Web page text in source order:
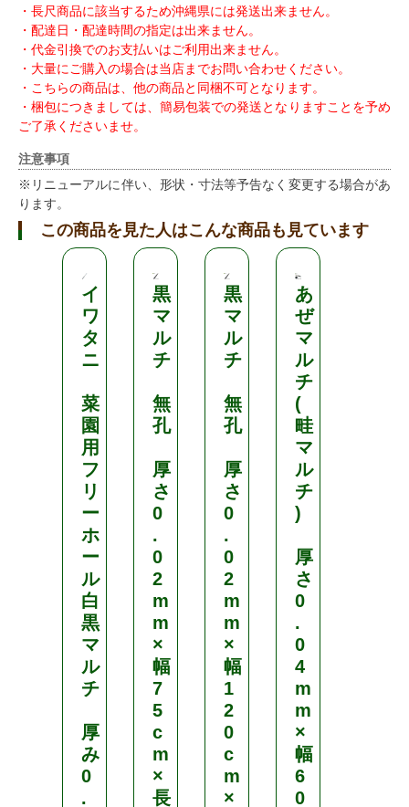
・長尺商品に該当するため沖縄県には発送出来ません。
・配達日・配達時間の指定は出来ません。
・代金引換でのお支払いはご利用出来ません。
・大量にご購入の場合は当店までお問い合わせください。
・こちらの商品は、他の商品と同梱不可となります。
・梱包につきましては、簡易包装での発送となりますことを予め
ご了承くださいませ。
注意事項
※リニューアルに伴い、形状・寸法等予告なく変更する場合があ
ります。
この商品を見た人はこんな商品も見ています
イ
ワ
タ
ニ
菜
園
用
フ
リ
ー
ホ
ー
ル
白
黒
マ
ル
チ
厚
み
0
.
黒
マ
ル
チ
無
孔
厚
さ
0
.
0
2
m
m
×
幅
7
5
c
m
×
長
黒
マ
ル
チ
無
孔
厚
さ
0
.
0
2
m
m
×
幅
1
2
0
c
m
×
あ
ぜ
マ
ル
チ
(
畦
マ
ル
チ
)
厚
さ
0
.
0
4
m
m
×
幅
6
0